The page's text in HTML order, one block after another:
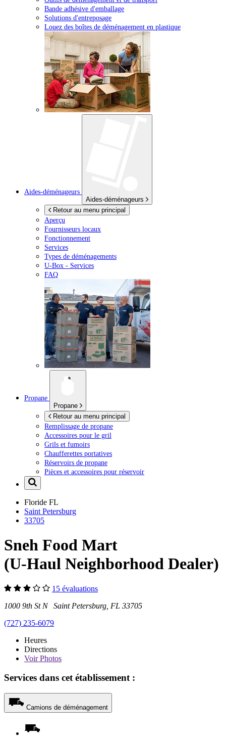
Bande adhésive d'emballage
Solutions d'entreposage
Louez des boîtes de déménagement en plastique
Aides-déménageurs
Aides-déménageurs
Retour au menu principal
Aperçu
Fournisseurs locaux
Fonctionnement
Services
Types de déménagements
U-Box - Services
FAQ
Propane
Propane
Retour au menu principal
Remplissage de propane
Accessoires pour le gril
Grils et fumoirs
Chaufferettes portatives
Réservoirs de propane
Pièces et accessoires pour réservoir
Floride FL
Saint Petersburg
33705
Sneh Food Mart
(U-Haul Neighborhood Dealer)
15 évaluations
1000 9th St N Saint Petersburg, FL 33705
(727) 235-6079
Heures
Directions
VoirPhotos
Services dans cet établissement :
Camions de déménagement